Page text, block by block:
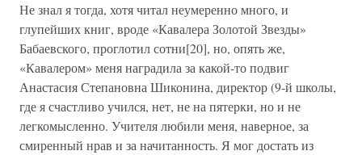
Не знал я тогда, хотя читал неумеренно много, и
глупейших книг, вроде «Кавалера Золотой Звезды»
Бабаевского, проглотил сотни[20], но, опять же,
«Кавалером» меня наградила за какой-то подвиг
Анастасия Степановна Шиконина, директор (9-й школы,
где я счастливо учился, нет, не на пятерки, но и не
легкомысленно. Учителя любили меня, наверное, за
смиренный нрав и за начитанность. Я мог достать из